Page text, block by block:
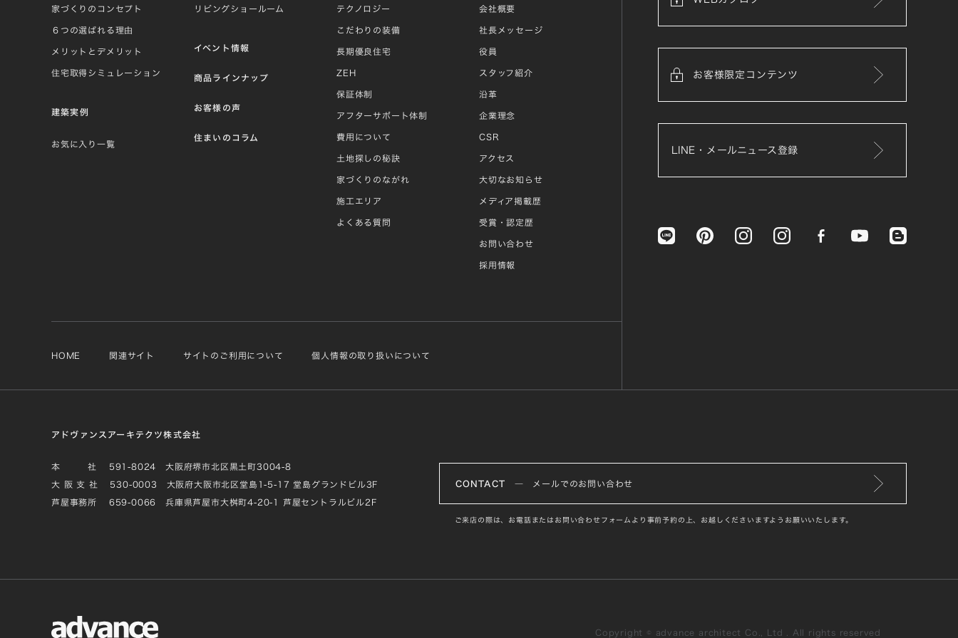
家づくりのコンセプト
６つの選ばれる理由
メリットとデメリット
住宅取得シミュレーション
建築実例
お気に入り一覧
リビングショールーム
イベント情報
商品ラインナップ
お客様の声
住まいのコラム
テクノロジー
こだわりの装備
長期優良住宅
ZEH
保証体制
アフターサポート体制
費用について
土地探しの秘訣
家づくりのながれ
施工エリア
よくある質問
会社概要
社長メッセージ
役員
スタッフ紹介
沿革
企業理念
CSR
アクセス
大切なお知らせ
メディア掲載歴
受賞・認定歴
お問い合わせ
採用情報
HOME 関連サイト サイトのご利用について 個人情報の取り扱いについて
お客様限定コンテンツ
LINE・メールニュース登録
アドヴァンスアーキテクツ株式会社
本 社 591-8024 大阪府堺市北区黒土町3004-8
大 阪 支 社 530-0003 大阪府大阪市北区堂島1-5-17 堂島グランドビル3F
芦屋事務所 659-0066 兵庫県芦屋市大桝町4-20-1 芦屋セントラルビル2F
CONTACT ― メールでのお問い合わせ
ご来店の際は、お電話またはお問い合わせフォームより事前予約の上、お越しくださいますようお願いいたします。
Copyright © advance architect Co., Ltd . All rights reserved